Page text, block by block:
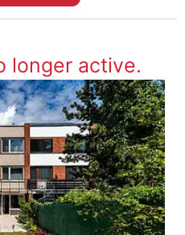
longer active.